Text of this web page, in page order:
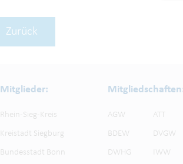
Zurück
Mitglieder:
Rhein-Sieg-Kreis
Kreistadt Siegburg
Bundesstadt Bonn
AGW ATT
BDEW DVGW
DWHG IWW